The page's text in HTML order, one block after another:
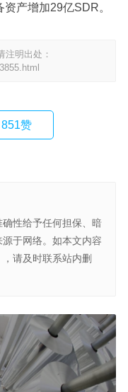
产增加29亿SDR。
明出处：
赞
性给予任何担保、暗
于网络。如本文内容
请及时联系站内删